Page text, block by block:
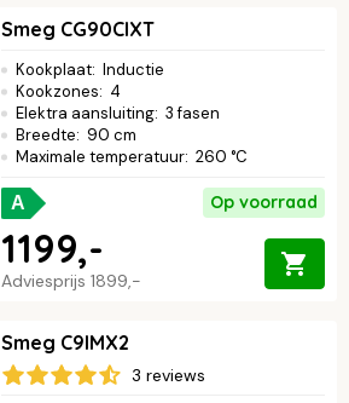
Smeg CG90CIXT
Kookplaat: Inductie
Kookzones: 4
Elektra aansluiting: 3 fasen
Breedte: 90 cm
Maximale temperatuur: 260 °C
A Op voorraad
Adviesprijs 1899,-
1199,-
Smeg C9IMX2
3 reviews